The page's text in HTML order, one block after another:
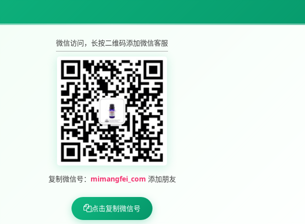
微信访问，长按二维码添加微信客服
复制微信号： mimangfei_com 添加朋友
点击复制微信号